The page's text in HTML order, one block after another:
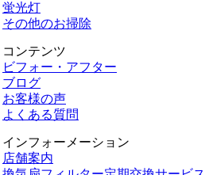
蛍光灯
その他のお掃除
コンテンツ
ビフォー・アフター
ブログ
お客様の声
よくある質問
インフォーメーション
店舗案内